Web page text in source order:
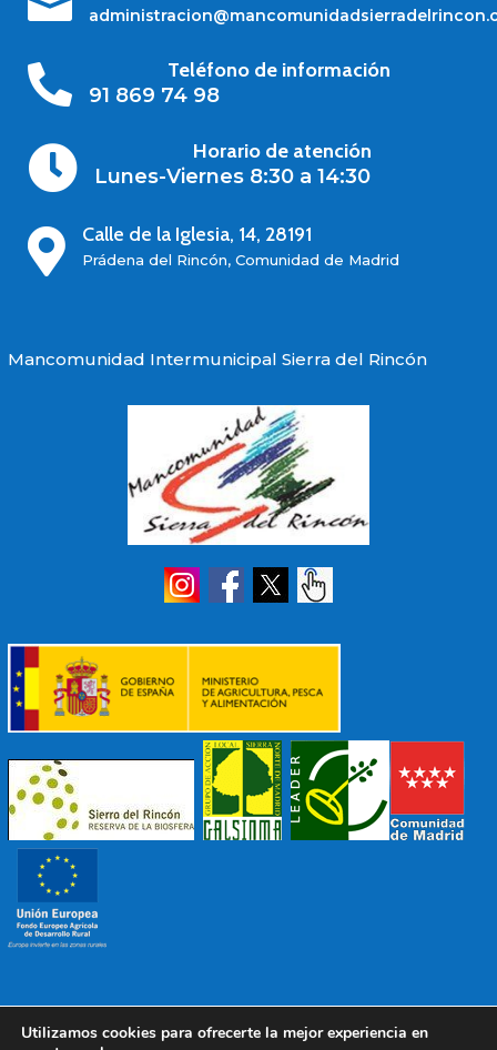

Teléfono de información
91 869 74 98

Horario de atención
Lunes-Viernes 8:30 a 14:30
 Calle de la Iglesia, 14, 28191
Prádena del Rincón, Comunidad de Madrid
Mancomunidad Intermunicipal Sierra del Rincón
© 2022 Mancomunidad Sierra del RicónDiseño EDB|
Utilizamos cookies para ofrecerte la mejor experiencia en